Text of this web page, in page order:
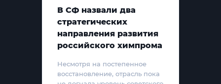
В СФ назвали два
стратегических
направления развития
российского химпрома
Несмотря на постепенное
восстановление, отрасль пока